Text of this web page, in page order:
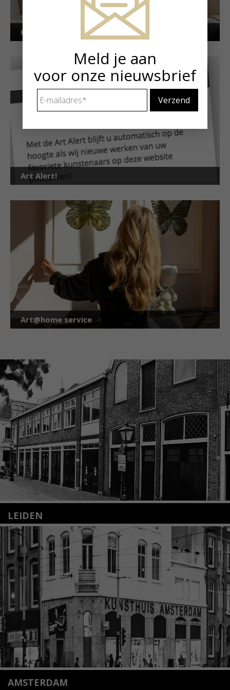
Kunstuitleen voor particulieren
Art Alert!
Art@home service
LEIDEN
Nieuwstraat 35
2312 KA Leiden
+31(0)71 – 52 84 480
info@kunsthuisleiden.nl
Lees meer
AMSTERDAM
Meld je aan
voor onze nieuwsbrief
mailadres *